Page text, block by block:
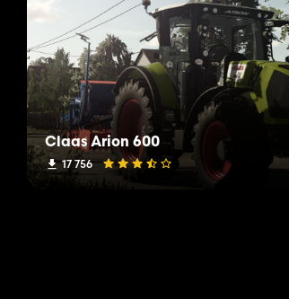
Claas Arion 600
17 756